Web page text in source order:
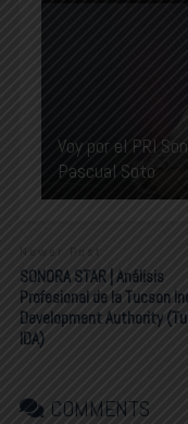
Voy por el PRI
Pascual Soto
Newer Post
SONORA STAR | Análisis
Profesional de la Tucson
Development Authority
IDA)
COMMENTS